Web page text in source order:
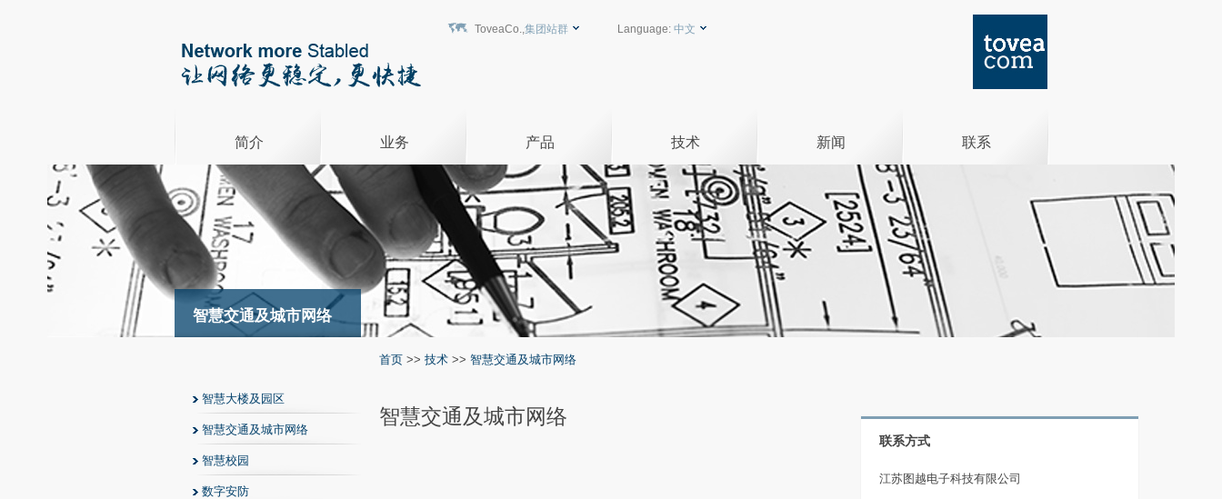
ToveaCo., 集团站群 Language: 中文
简介 业务 产品 技术 新闻 联系
智慧交通及城市网络
智慧大楼及园区
智慧交通及城市网络
智慧校园
数字安防
首页 >> 技术 >> 智慧交通及城市网络
智慧交通及城市网络
联系方式
江苏图越电子科技有限公司